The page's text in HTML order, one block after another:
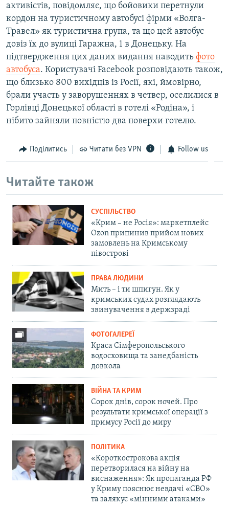
активістів, повідомляє, що бойовики перетнули
кордон на туристичному автобусі фірми «Волга-
Травел» як туристична група, та що цей автобус
довіз їх до вулиці Гаражна, 1 в Донецьку. На
підтвердження цих даних видання наводить фото
автобуса. Користувачі Facebook розповідають також,
що близько 800 вихідців із Росії, які, ймовірно,
брали участь у заворушеннях в четвер, оселилися в
Горлівці Донецької області в готелі «Родіна», і
нібито зайняли повністю два поверхи готелю.
Поділитись Читати без VPN Follow us
Читайте також
СУСПІЛЬСТВО
«Крим – не Росія»: маркетплейс
Ozon припинив прийом нових
замовлень на Кримському
півострові
ПРАВА ЛЮДИНИ
Мить – і ти шпигун. Як у
кримських судах розглядають
звинувачення в держзраді
ФОТОГАЛЕРЕЇ
Краса Сімферопольського
водосховища та занедбаність
довкола
ВІЙНА ТА КРИМ
Сорок днів, сорок ночей. Про
результати кримської операції з
примусу Росії до миру
ПОЛІТИКА
«Короткострокова акція
перетворилася на війну на
виснаження»: Як пропаганда РФ
у Криму пояснює невдачі «СВО»
та залякує «мінними атаками»